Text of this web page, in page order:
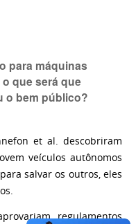
para máquinas
que será que
o bem público?
et al. descobriram
veículos autônomos
salvar os outros, eles
regulamentos